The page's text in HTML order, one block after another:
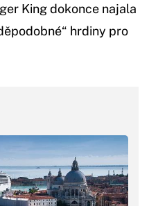
King dokonce najala
hrdiny pro